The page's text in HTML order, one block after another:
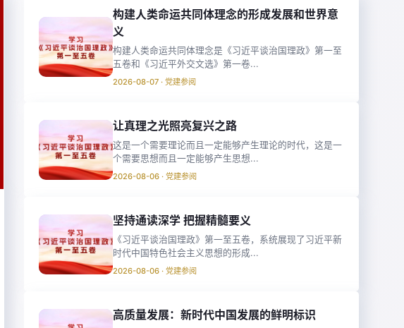
构建人类命运共同体理念的形成发展和世界意
义
构建人类命运共同体理念是《习近平谈治国理政》第一至
五卷和《习近平外交文选》第一卷...
2026-08-07 · 党建参阅
让真理之光照亮复兴之路
这是一个需要理论而且一定能够产生理论的时代，这是一
个需要思想而且一定能够产生思想...
2026-08-06 · 党建参阅
坚持通读深学 把握精髓要义
《习近平谈治国理政》第一至五卷，系统展现了习近平新
时代中国特色社会主义思想的形成...
2026-08-06 · 党建参阅
高质量发展：新时代中国发展的鲜明标识